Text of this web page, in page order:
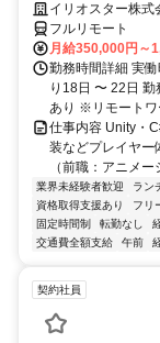
イリオスター株式
フルリモート
月給350,000円～
勤務時間詳細 実
り18日 〜 22日
あり ※リモート
仕事内容 Unity・
装などプレイヤー
（前職：アニメ
業界未経験者歓迎 ラン
資格取得支援あり
フリ
固定時間制
転勤なし
交通費全額支給
午前
契約社員